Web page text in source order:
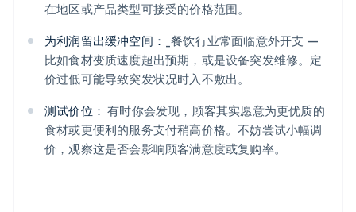
在地区或产品类型可接受的价格范围。
为利润留出缓冲空间：
_餐饮行业常面临意外开支 —
比如食材变质速度超出预期，或是设备突发维修。定
价过低可能导致突发状况时入不敷出。
测试价位： 有时你会发现，顾客其实愿意为更优质的
食材或更便利的服务支付稍高价格。不妨尝试小幅调
价，观察这是否会影响顾客满意度或复购率。